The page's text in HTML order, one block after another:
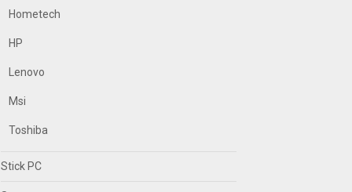
Hometech
HP
Lenovo
Msi
Toshiba
Stick PC